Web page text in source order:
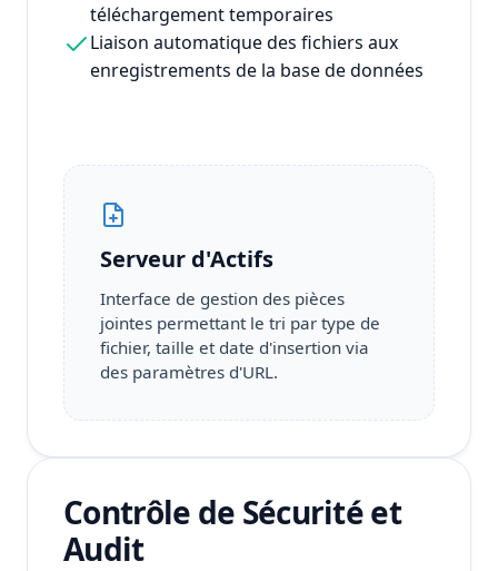
téléchargement temporaires
Liaison automatique des fichiers aux
enregistrements de la base de données
Serveur d'Actifs
Interface de gestion des pièces
jointes permettant le tri par type de
fichier, taille et date d'insertion via
des paramètres d'URL.
Contrôle de Sécurité et
Audit